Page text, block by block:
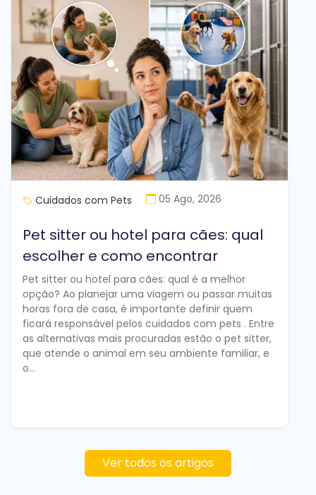
Cuidados com Pets 05 Ago, 2026
Pet sitter ou hotel para cães: qual
escolher e como encontrar
Pet sitter ou hotel para cães: qual é a melhor
opção? Ao planejar uma viagem ou passar muitas
horas fora de casa, é importante definir quem
ficará responsável pelos cuidados com pets . Entre
as alternativas mais procuradas estão o pet sitter,
que atende o animal em seu ambiente familiar, e
o...
Ver todos os artigos